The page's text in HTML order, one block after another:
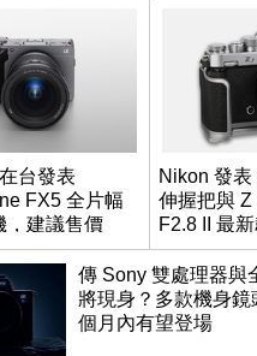
台發表
FX5 全片幅
，建議售價
Nikon 發
伸握把與
F2.8 II 最
傳 Sony 雙處理器與
將現身？多款機身鏡
個月內有望登場